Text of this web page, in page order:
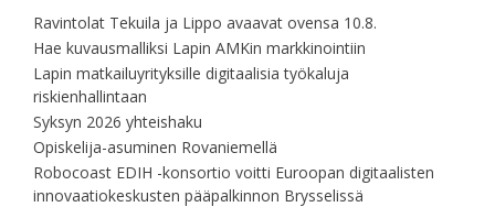
Ravintolat Tekuila ja Lippo avaavat ovensa 10.8.
Hae kuvausmalliksi Lapin AMKin markkinointiin
Lapin matkailuyrityksille digitaalisia työkaluja
riskienhallintaan
Syksyn 2026 yhteishaku
Opiskelija-asuminen Rovaniemellä
Robocoast EDIH -konsortio voitti Euroopan digitaalisten
innovaatiokeskusten pääpalkinnon Brysselissä